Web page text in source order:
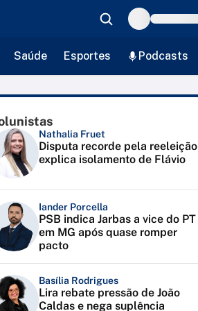
Saúde Esportes Podcasts
Nathalia Fruet
Disputa recorde pela reeleição
explica isolamento de Flávio
Iander Porcella
PSB indica Jarbas a vice do PT
em MG após quase romper
pacto
Basília Rodrigues
Lira rebate pressão de João
Caldas e nega suplência